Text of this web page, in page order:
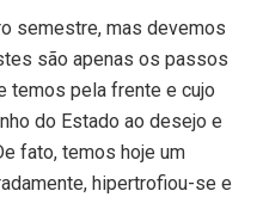
semestre, mas devemos
são apenas os passos
temos pela frente e cujo
do Estado ao desejo e
fato, temos hoje um
hipertrofiou-se e